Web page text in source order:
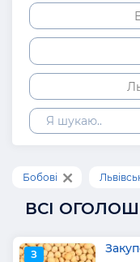
Бобові
ВСІ
З